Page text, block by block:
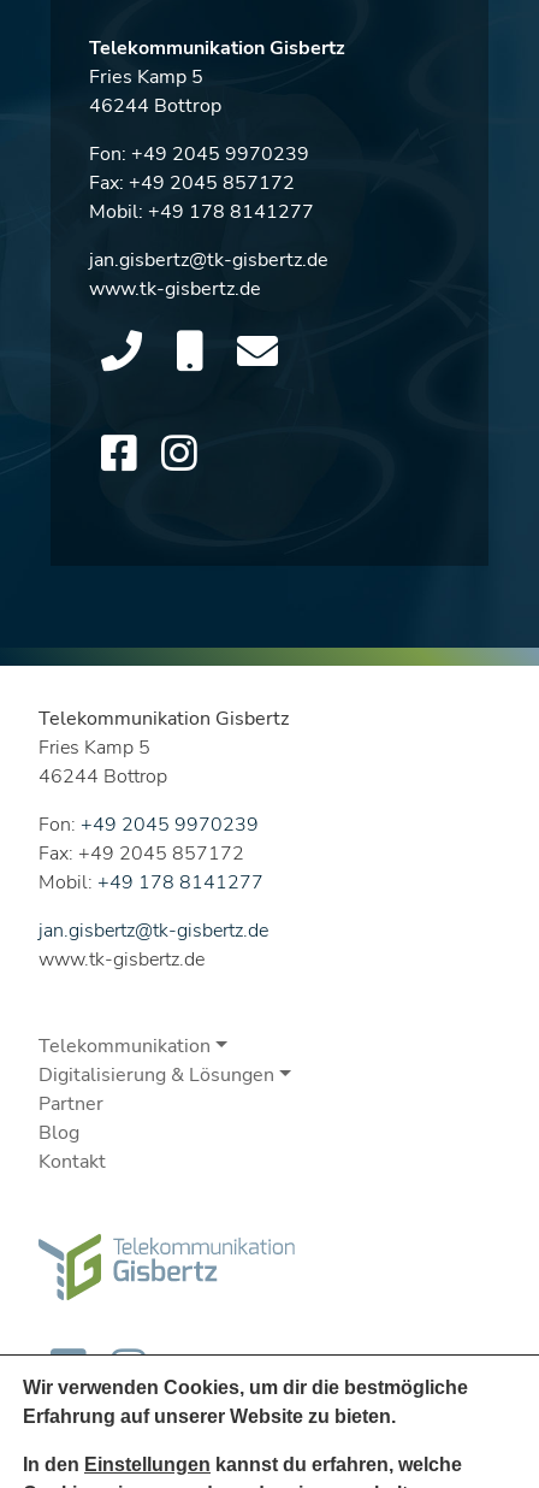
Telekommunikation Gisbertz
Fries Kamp 5
46244 Bottrop
Fon: +49 2045 9970239
Fax: +49 2045 857172
Mobil: +49 178 8141277
jan.gisbertz@tk-gisbertz.de
www.tk-gisbertz.de
Telekommunikation Gisbertz
Fries Kamp 5
46244 Bottrop
Fon: +49 2045 9970239
Fax: +49 2045 857172
Mobil: +49 178 8141277
jan.gisbertz@tk-gisbertz.de
www.tk-gisbertz.de
Telekommunikation
Digitalisierung & Lösungen
Partner
Blog
Kontakt
Wir verwenden Cookies, um dir die bestmögliche
Erfahrung auf unserer Website zu bieten.
In den Einstellungen kannst du erfahren, welche